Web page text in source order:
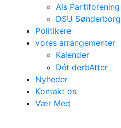
Als Partiforening
DSU Sønderborg
Politikere
vores arrangementer
Kalender
Dét derbAtter
Nyheder
Kontakt os
Vær Med
Kontakt os